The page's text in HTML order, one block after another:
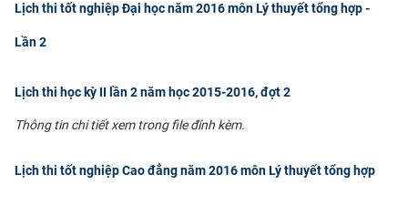
Lịch thi tốt nghiệp Đại học năm 2016 môn Lý thuyết tổng hợp -
Lần 2
Lịch thi học kỳ II lần 2 năm học 2015-2016, đợt 2
Thông tin chi tiết xem trong file đính kèm.​
Lịch thi tốt nghiệp Cao đẳng năm 2016 môn Lý thuyết tổng hợp